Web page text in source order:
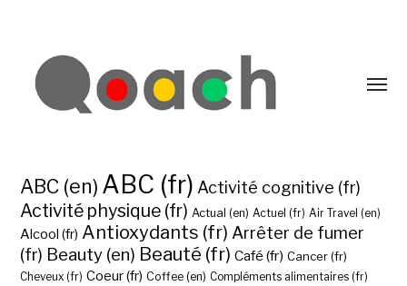
ABC (en) ABC (fr) Activité cognitive (fr)
Activité physique (fr) Actual (en) Actuel (fr) Air Travel (en)
Alcool (fr) Antioxydants (fr) Arrêter de fumer
(fr) Beauty (en) Beauté (fr) Café (fr) Cancer (fr)
Cheveux (fr) Coeur (fr) Coffee (en) Compléments alimentaires (fr)